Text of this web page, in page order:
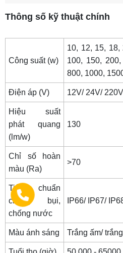
Thông số kỹ thuật chính
Công suất (w)
10, 12, 15, 18,
100, 150,
800, 1000,
Điện áp (V) 12V/ 24V/ 220V
Hiệu suất
phát quang
(lm/w)
130
Chỉ số hoàn
màu (Ra)
>70
Tiêu chuẩn
chống bụi,
chống nước
IP66/ IP67/
Màu ánh sáng Trắng ấm/